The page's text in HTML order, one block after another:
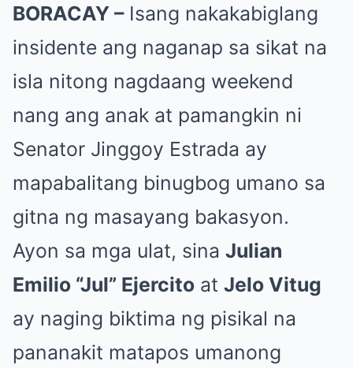
BORACAY –Isang nakakabiglang
insidente ang naganap sa sikat na
isla nitong nagdaang weekend
nang ang anak at pamangkin ni
Senator Jinggoy Estrada ay
mapabalitang binugbog umano sa
gitna ng masayang bakasyon.
Ayon sa mga ulat, sina Julian
Emilio “Jul” Ejercito at Jelo Vitug
ay naging biktima ng pisikal na
pananakit matapos umanong